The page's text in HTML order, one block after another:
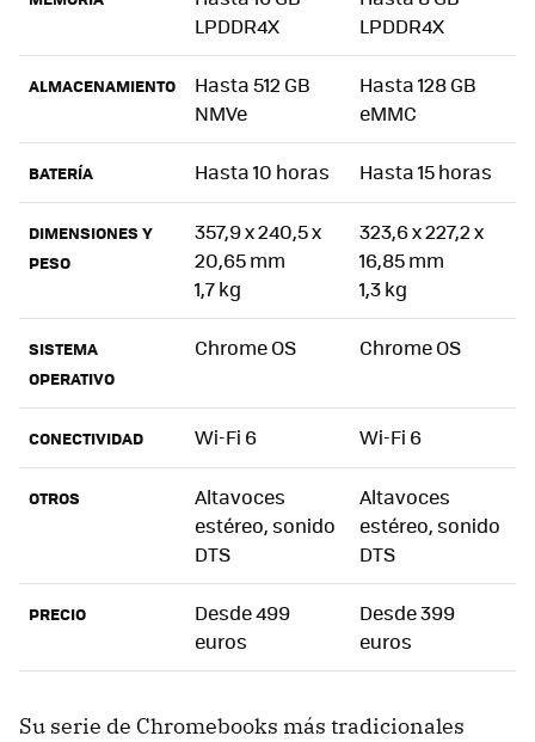
LPDDR4X
LPDDR4X
ALMACENAMIENTO
Hasta 512 GB
NMVe
Hasta 128 GB
eMMC
BATERÍA Hasta 10 horas Hasta 15 horas
DIMENSIONES Y
PESO
357,9 x 240,5 x
20,65 mm
1,7 kg
323,6 x 227,2 x
16,85 mm
1,3 kg
SISTEMA
OPERATIVO
Chrome OS Chrome OS
CONECTIVIDAD Wi-Fi 6 Wi-Fi 6
OTROS
Altavoces
estéreo, sonido
DTS
Altavoces
estéreo, sonido
DTS
PRECIO
Desde 499
euros
Desde 399
euros
Su serie de Chromebooks más tradicionales